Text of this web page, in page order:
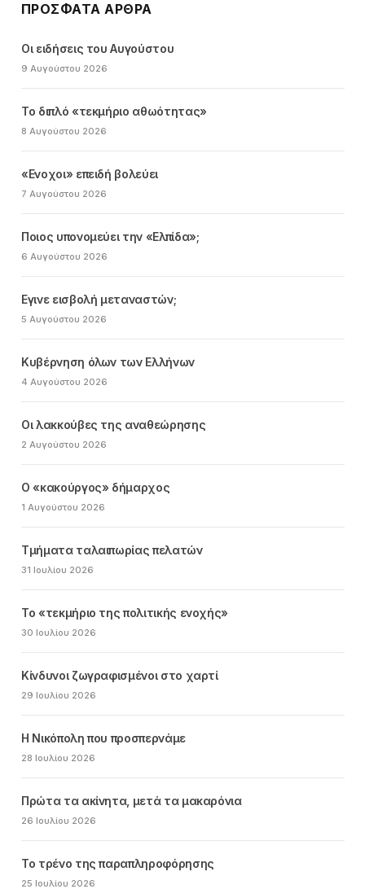
ΠΡΌΣΦΑΤΑ ΆΡΘΡΑ
Οι ειδήσεις του Αυγούστου
9 Αυγούστου 2026
Το διπλό «τεκμήριο αθωότητας»
8 Αυγούστου 2026
«Ενοχοι» επειδή βολεύει
7 Αυγούστου 2026
Ποιος υπονομεύει την «Ελπίδα»;
6 Αυγούστου 2026
Εγινε εισβολή μεταναστών;
5 Αυγούστου 2026
Κυβέρνηση όλων των Ελλήνων
4 Αυγούστου 2026
Οι λακκούβες της αναθεώρησης
2 Αυγούστου 2026
Ο «κακούργος» δήμαρχος
1 Αυγούστου 2026
Τμήματα ταλαιπωρίας πελατών
31 Ιουλίου 2026
Το «τεκμήριο της πολιτικής ενοχής»
30 Ιουλίου 2026
Κίνδυνοι ζωγραφισμένοι στο χαρτί
29 Ιουλίου 2026
Η Νικόπολη που προσπερνάμε
28 Ιουλίου 2026
Πρώτα τα ακίνητα, μετά τα μακαρόνια
26 Ιουλίου 2026
Το τρένο της παραπληροφόρησης
25 Ιουλίου 2026